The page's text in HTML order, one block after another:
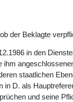
der Beklagte
in den
ihm
staatlichen
in D. als
und seine